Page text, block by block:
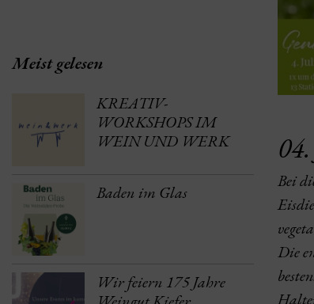
Meist gelesen
KREATIV-
WORKSHOPS IM
WEIN UND WERK
Baden im Glas
Wir feiern 175 Jahre
Bei
Die